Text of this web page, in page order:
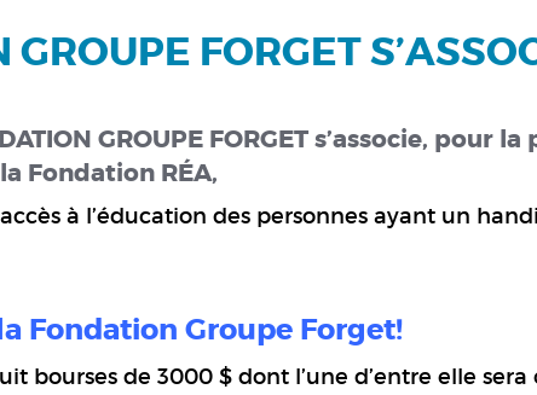
FORGET
GROUPE FORGET s’associe, pour
Fondation RÉA,
à l’éducation des personnes ayant un
Fondation Groupe Forget!
bourses de 3000 $ dont l’une d’entre elle